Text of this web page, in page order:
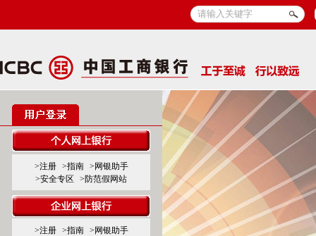
>注册 >指南
>网银助手
>安全专区
>防范假网站
>注册 >指南 >网银助手